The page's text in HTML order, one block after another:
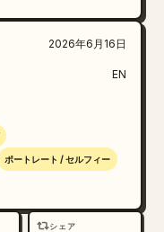
2026年6月16日
EN
ポートレート / セルフィー
シェア